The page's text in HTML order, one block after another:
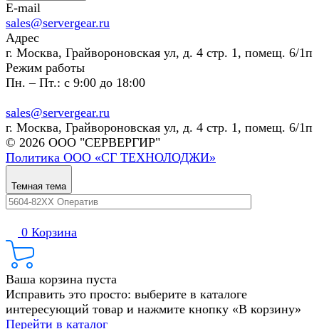
E-mail
sales@servergear.ru
Адрес
г. Москва, Грайвороновская ул, д. 4 стр. 1, помещ. 6/1п
Режим работы
Пн. – Пт.: с 9:00 до 18:00
sales@servergear.ru
г. Москва, Грайвороновская ул, д. 4 стр. 1, помещ. 6/1п
© 2026 ООО "СЕРВЕРГИР"
Политика ООО «СГ ТЕХНОЛОДЖИ»
Темная тема
0 Корзина
Ваша корзина пуста
Исправить это просто: выберите в каталоге
интересующий товар и нажмите кнопку «В корзину»
Перейти в каталог